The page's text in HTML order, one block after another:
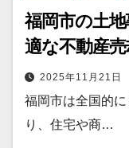
福岡市の土
適な不動産
2025年11月21日
福岡市は全国的
り、住宅や商…